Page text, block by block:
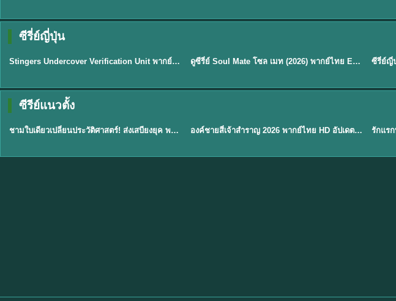
ซีรี่ย์ญี่ปุ่น
EP.11
พากย์ไทย
Stingers Undercover Verification Unit พากย์ไทย EP1-11 HD ฟรี ★8 EP.8ดูซีรี่ย์ Soul Mate โซล เมท (2026) พากย์ไทย EP.1-8 (จบ) ★7.9
ซีรีย์แนวตั้ง
EP.1
พากย์ไทย
ชามใบเดียวเปลี่ยนประวัติศาสตร์! ส่งเสบียงยุค พากย์ไทย EP.1องค์ชายสี่เจ้าสำราญ 2026 พากย์ไทย HD อัปเดตล่าสุด ดูออนไลน์